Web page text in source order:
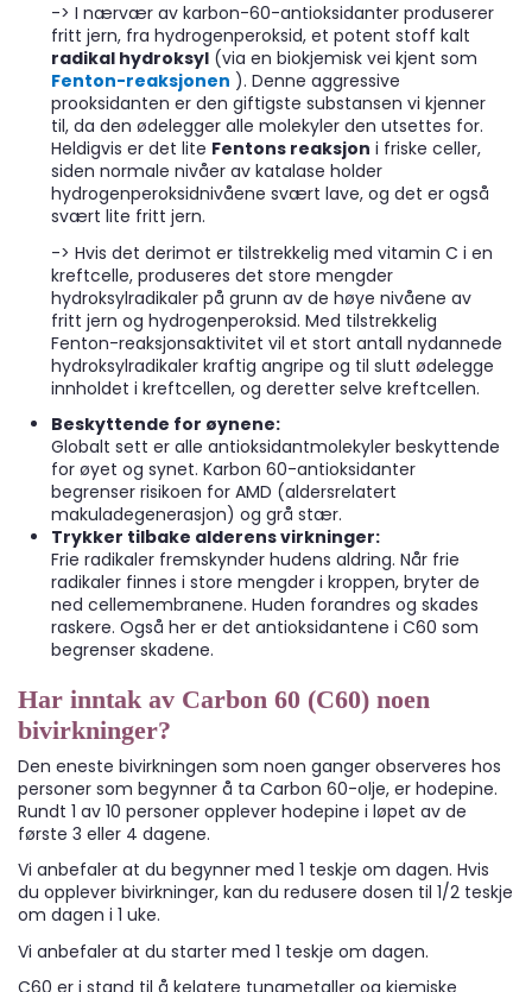
-> I nærvær av karbon-60-antioksidanter produserer
fritt jern, fra hydrogenperoksid, et potent stoff kalt
radikal hydroksyl (via en biokjemisk vei kjent som
Fenton-reaksjonen ). Denne aggressive
prooksidanten er den giftigste substansen vi kjenner
til, da den ødelegger alle molekyler den utsettes for.
Heldigvis er det lite Fentons reaksjon i friske celler,
siden normale nivåer av katalase holder
hydrogenperoksidnivåene svært lave, og det er også
svært lite fritt jern.
-> Hvis det derimot er tilstrekkelig med vitamin C i en
kreftcelle, produseres det store mengder
hydroksylradikaler på grunn av de høye nivåene av
fritt jern og hydrogenperoksid. Med tilstrekkelig
Fenton-reaksjonsaktivitet vil et stort antall nydannede
hydroksylradikaler kraftig angripe og til slutt ødelegge
innholdet i kreftcellen, og deretter selve kreftcellen.
Beskyttende for øynene:
Globalt sett er alle antioksidantmolekyler beskyttende
for øyet og synet. Karbon 60-antioksidanter
begrenser risikoen for AMD (aldersrelatert
makuladegenerasjon) og grå stær.
Trykker tilbake alderens virkninger:
Frie radikaler fremskynder hudens aldring. Når frie
radikaler finnes i store mengder i kroppen, bryter de
ned cellemembranene. Huden forandres og skades
raskere. Også her er det antioksidantene i C60 som
begrenser skadene.
Har inntak av Carbon 60 (C60) noen
bivirkninger?
Den eneste bivirkningen som noen ganger observeres hos
personer som begynner å ta Carbon 60-olje, er hodepine.
Rundt 1 av 10 personer opplever hodepine i løpet av de
første 3 eller 4 dagene.
Vi anbefaler at du begynner med 1 teskje om dagen. Hvis
du opplever bivirkninger, kan du redusere dosen til 1/2 teskje
om dagen i 1 uke.
Vi anbefaler at du starter med 1 teskje om dagen.
C60 er i stand til å kelatere tungmetaller og kjemiske